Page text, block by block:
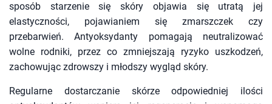
sposób starzenie się skóry objawia się utratą jej
elastyczności, pojawianiem się zmarszczek czy
przebarwień. Antyoksydanty pomagają neutralizować
wolne rodniki, przez co zmniejszają ryzyko uszkodzeń,
zachowując zdrowszy i młodszy wygląd skóry.
Regularne dostarczanie skórze odpowiedniej ilości